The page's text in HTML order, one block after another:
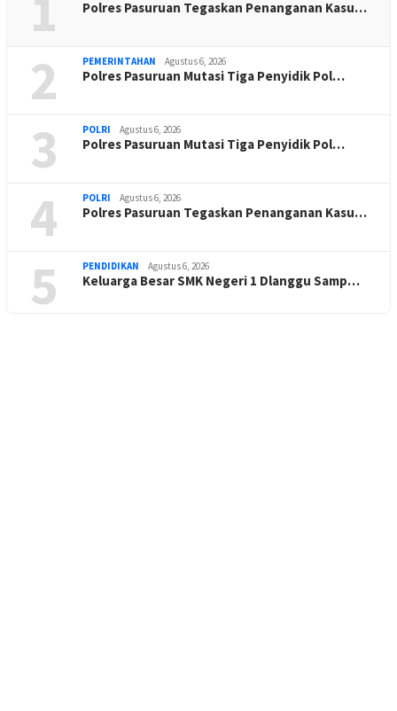
Polres Pasuruan Tegaskan Penanganan Kasu…
2 PEMERINTAHAN Agustus 6, 2026
Polres Pasuruan Mutasi Tiga Penyidik Pol…
3 POLRI Agustus 6, 2026
Polres Pasuruan Mutasi Tiga Penyidik Pol…
4 POLRI Agustus 6, 2026
Polres Pasuruan Tegaskan Penanganan Kasu…
5 PENDIDIKAN Agustus 6, 2026
Keluarga Besar SMK Negeri 1 Dlanggu Samp…